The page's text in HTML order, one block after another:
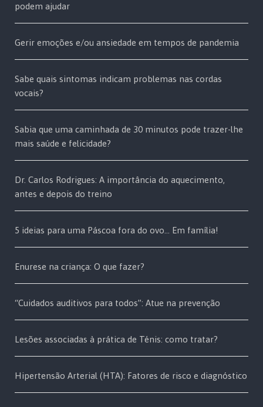
podem ajudar
Gerir emoções e/ou ansiedade em tempos de pandemia
Sabe quais sintomas indicam problemas nas cordas
vocais?
Sabia que uma caminhada de 30 minutos pode trazer-lhe
mais saúde e felicidade?
Dr. Carlos Rodrigues: A importância do aquecimento,
antes e depois do treino
5 ideias para uma Páscoa fora do ovo… Em família!
Enurese na criança: O que fazer?
“Cuidados auditivos para todos”: Atue na prevenção
Lesões associadas à prática de Ténis: como tratar?
Hipertensão Arterial (HTA): Fatores de risco e diagnóstico